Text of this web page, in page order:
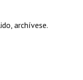
archívese.